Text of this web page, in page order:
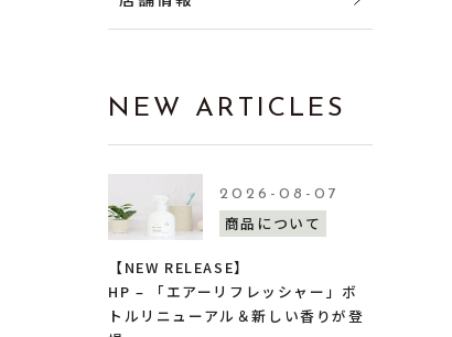
NEW ARTICLES
2026-08-07
商品について
【NEW RELEASE】
HP – 「エアーリフレッシャー」ボ
トルリニューアル＆新しい香りが登